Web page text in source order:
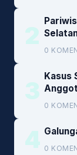
2
0
3
Kasus
0
4 0